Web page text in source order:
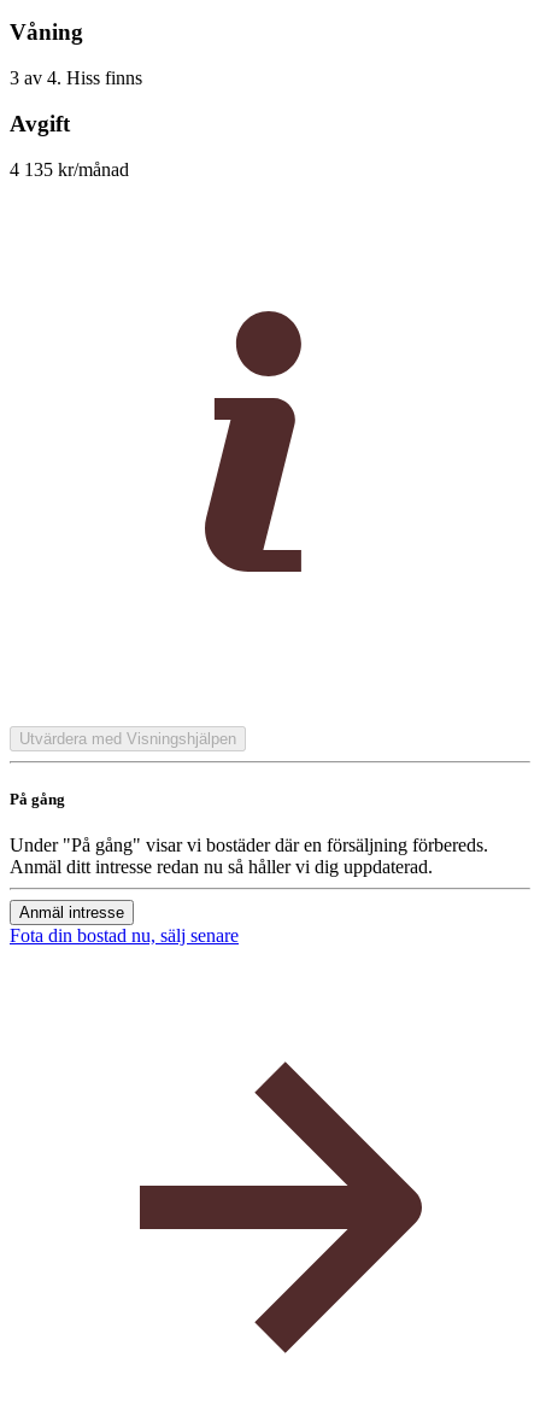
Våning
3 av 4. Hiss finns
Avgift
4 135 kr/månad
Utvärdera med Visningshjälpen
På gång
Under "På gång" visar vi bostäder där en försäljning förbereds.
Anmäl ditt intresse redan nu så håller vi dig uppdaterad.
Anmäl intresse
Fota din bostad nu, sälj senare